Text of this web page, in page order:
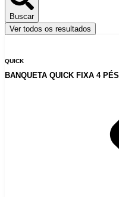
Buscar
Ver todos os resultados
QUICK
BANQUETA QUICK FIXA 4 PÉS